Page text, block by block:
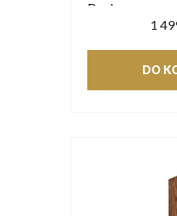
Dealer
1
DO